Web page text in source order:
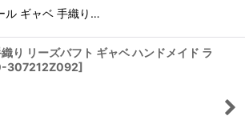
ル ギャベ 手織り…
り リーズバフト ギャベ ハンドメイド ラ
307212Z092]